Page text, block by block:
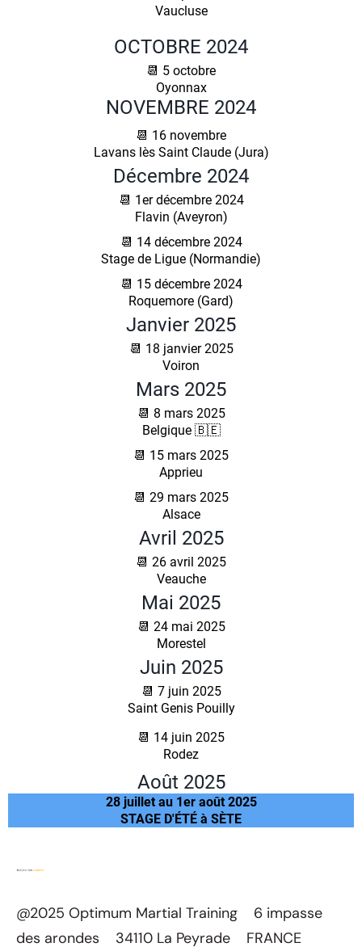
Vaucluse
OCTOBRE 2024
📆 5 octobre
Oyonnax
NOVEMBRE 2024
📆 16 novembre
Lavans lès Saint Claude (Jura)
Décembre 2024
📆 1er décembre 2024
Flavin (Aveyron)
📆 14 décembre 2024
Stage de Ligue (Normandie)
📆 15 décembre 2024
Roquemore (Gard)
Janvier 2025
📆 18 janvier 2025
Voiron
Mars 2025
📆 8 mars 2025
Belgique 🇧🇪
📆 15 mars 2025
Apprieu
📆 29 mars 2025
Alsace
Avril 2025
📆 26 avril 2025
Veauche
Mai 2025
📆 24 mai 2025
Morestel
Juin 2025
📆 7 juin 2025
Saint Genis Pouilly
📆 14 juin 2025
Rodez
Août 2025
28 juillet au 1er août 2025
STAGE D'ÉTÉ à SÈTE
@2025 Optimum Martial Training 6 impasse
des arondes 34110 La Peyrade FRANCE